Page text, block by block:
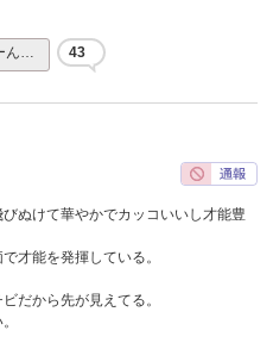
ん… 43
ぬけて華やかでカッコいいし才能豊
才能を発揮している。
だから先が見えてる。